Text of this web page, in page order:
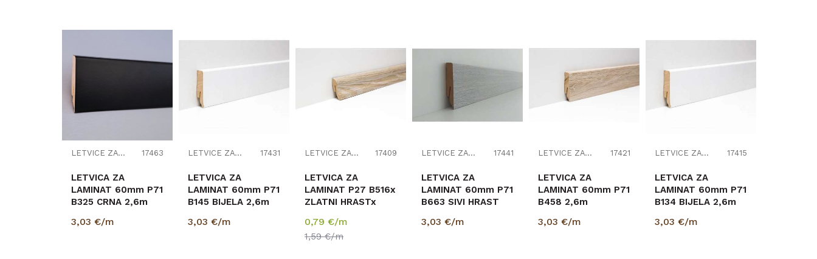
LETVICE ZA LAMINAT 17463
LETVICA ZA
LAMINAT 60mm P71
B325 CRNA 2,6m
3,03 €/m
LETVICE ZA LAMINAT 17431
LETVICA ZA
LAMINAT 60mm P71
B145 BIJELA 2,6m
BOJANJE)
3,03 €/m
LETVICE ZA LAMINAT 17409
LETVICA ZA
LAMINAT P27 B516x
ZLATNI HRASTx
6501/3884/K230/K625/K469/1009...
0,79 €/m
1,59€/m
LETVICE ZA LAMINAT 17441
LETVICA ZA
LAMINAT 60mm P71
B663 SIVI HRAST
K418/
3,03 €/m
LETVICE ZA LAMINAT 17421
LETVICA ZA
LAMINAT 60mm P71
B458 2,6m
3,03 €/m
LETVICE ZA LAMINAT 17415
LETVICA ZA
LAMINAT 60mm P71
B134 BIJELA 2,6m
K338/5946/463/426/K395/5...
3,03 €/m